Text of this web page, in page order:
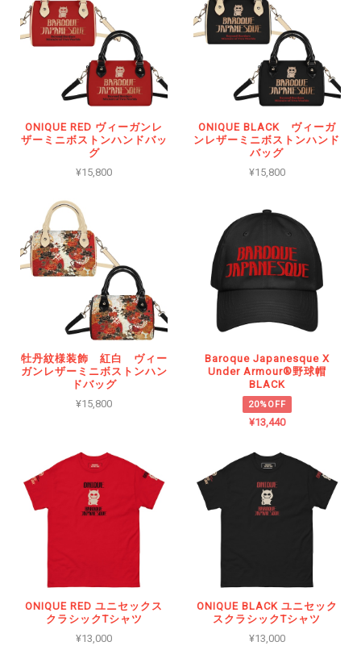
ONIQUE RED ヴィーガンレ
ザーミニボストンハンドバッ
グ
¥15,800
ONIQUE BLACK ヴィーガ
ンレザーミニボストンハンド
バッグ
¥15,800
牡丹紋様装飾 紅白 ヴィー
ガンレザーミニボストンハン
ドバッグ
¥15,800
Baroque Japanesque X
Under Armour®野球帽
BLACK
20%OFF
¥13,440
ONIQUE RED ユニセックス
クラシックTシャツ
¥13,000
ONIQUE BLACK ユニセック
スクラシックTシャツ
¥13,000